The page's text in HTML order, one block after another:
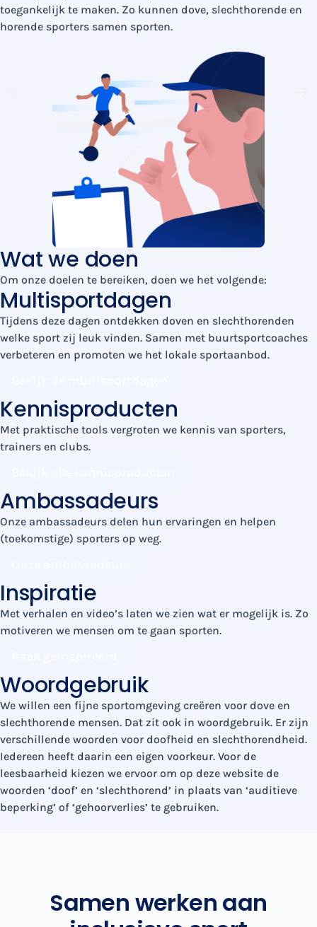
toegankelijk te maken. Zo kunnen dove, slechthorende en
horende sporters samen sporten.
Wat we doen
Om onze doelen te bereiken, doen we het volgende:
Multisportdagen
Tijdens deze dagen ontdekken doven en slechthorenden
welke sport zij leuk vinden. Samen met buurtsportcoaches
verbeteren en promoten we het lokale sportaanbod.
Kennisproducten
Met praktische tools vergroten we kennis van sporters,
trainers en clubs.
Ambassadeurs
Onze ambassadeurs delen hun ervaringen en helpen
(toekomstige) sporters op weg.
Inspiratie
Met verhalen en video’s laten we zien wat er mogelijk is. Zo
motiveren we mensen om te gaan sporten.
Woordgebruik
We willen een fijne sportomgeving creëren voor dove en
slechthorende mensen. Dat zit ook in woordgebruik. Er zijn
verschillende woorden voor doofheid en slechthorendheid.
Iedereen heeft daarin een eigen voorkeur. Voor de
leesbaarheid kiezen we ervoor om op deze website de
woorden ‘doof’ en ‘slechthorend’ in plaats van ‘auditieve
beperking’ of ‘gehoorverlies’ te gebruiken.
Samen werken aan